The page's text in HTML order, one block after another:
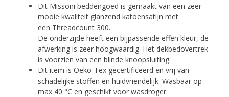
Dit Missoni beddengoed is gemaakt van een zeer
mooie kwaliteit glanzend katoensatijn met
een Threadcount 300.
De onderzijde heeft een bijpassende effen kleur, de
afwerking is zeer hoogwaardig. Het dekbedovertrek
is voorzien van een blinde knoopsluiting.
Dit item is Oeko-Tex gecertificeerd en vrij van
schadelijke stoffen en huidvriendelijk. Wasbaar op
max 40 °C en geschikt voor wasdroger.